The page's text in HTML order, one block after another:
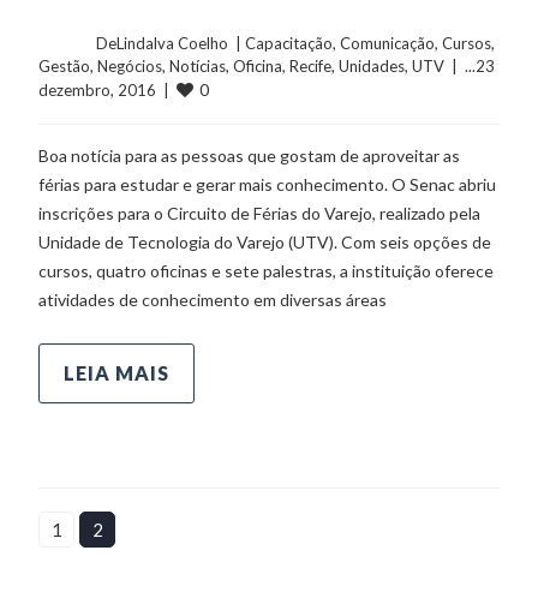
	    	DeLindalva Coelho  |
Capacitação, Comunicação, Cursos
Gestão, Negócios, Notícias, Oficina, Recife, Unidades, UTV
  |  ...23
dezembro, 2016  |
0
Boa notícia para as pessoas que gostam de aproveitar as
férias para estudar e gerar mais conhecimento. O Senac abriu
inscrições para o Circuito de Férias do Varejo, realizado pela
Unidade de Tecnologia do Varejo (UTV). Com seis opções de
cursos, quatro oficinas e sete palestras, a instituição oferece
atividades de conhecimento em diversas áreas
LEIA MAIS
1 2